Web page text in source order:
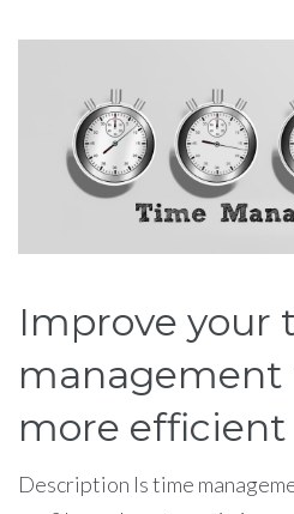
Improve your
management
more efficient
Description Is time